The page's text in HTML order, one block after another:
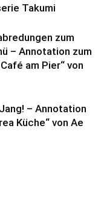
Takumi
zum
– Annotation zum
am Pier“ von
– Annotation
Küche“ von Ae